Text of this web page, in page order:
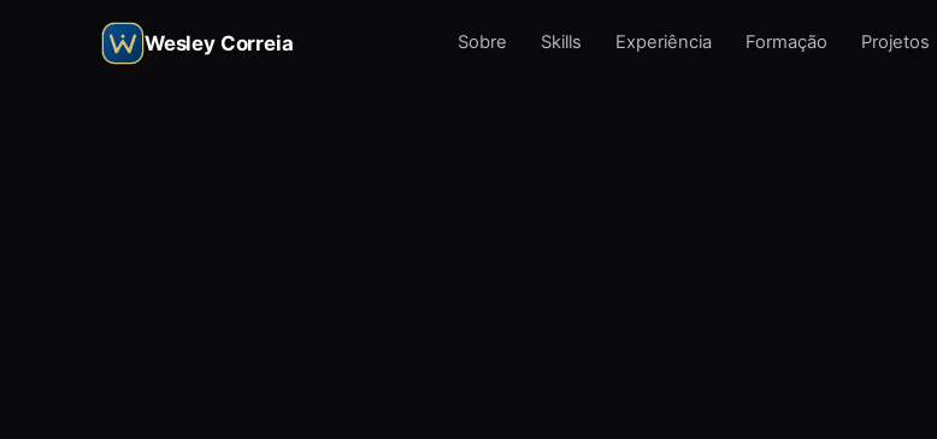
Wesley Correia Sobre Skills Experiência Formação Projetos